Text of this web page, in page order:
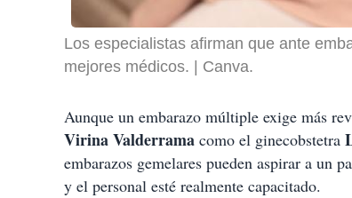
Los especialistas afirman que ante
mejores médicos.
Canva.
Aunque un embarazo múltiple exige más
Virina Valderrama como el ginecobstetra
embarazos gemelares pueden aspirar a un
y el personal esté realmente capacitado.